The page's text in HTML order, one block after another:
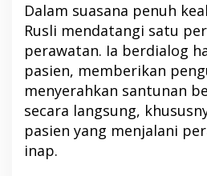
Dalam suasana penuh
Rusli mendatangi satu
perawatan. Ia berdialog
pasien, memberikan
menyerahkan santunan
secara langsung,
pasien yang menjalani
inap.